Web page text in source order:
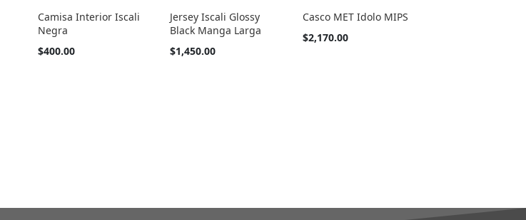
Camisa Interior Iscali
Negra
Tan
$400.00
Jersey Iscali Glossy
Black Manga Larga
Tan
$1,450.00
Casco MET Idolo MIPS
Tan
$2,170.00